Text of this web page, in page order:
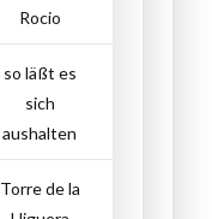
Rocio
so läßt es
sich
aushalten
Torre de la